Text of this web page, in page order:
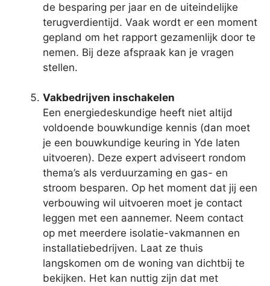
de besparing per jaar en de uiteindelijke
terugverdientijd. Vaak wordt er een moment
gepland om het rapport gezamenlijk door te
nemen. Bij deze afspraak kan je vragen
stellen.
Vakbedrijven inschakelen
Een energiedeskundige heeft niet altijd
voldoende bouwkundige kennis (dan moet
je een bouwkundige keuring in Yde laten
uitvoeren). Deze expert adviseert rondom
thema’s als verduurzaming en gas- en
stroom besparen. Op het moment dat jij een
verbouwing wil uitvoeren moet je contact
leggen met een aannemer. Neem contact
op met meerdere isolatie-vakmannen en
installatiebedrijven. Laat ze thuis
langskomen om de woning van dichtbij te
bekijken. Het kan nuttig zijn dat met